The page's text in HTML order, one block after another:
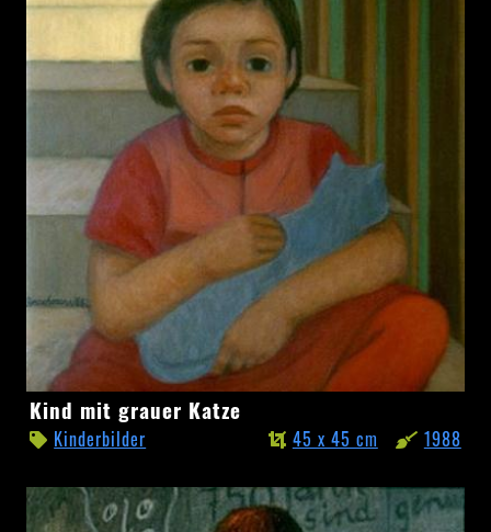
Kind
mit
grauer
Katze
Kind mit grauer Katze
Kinderbilder 1988
45 x 45 cm